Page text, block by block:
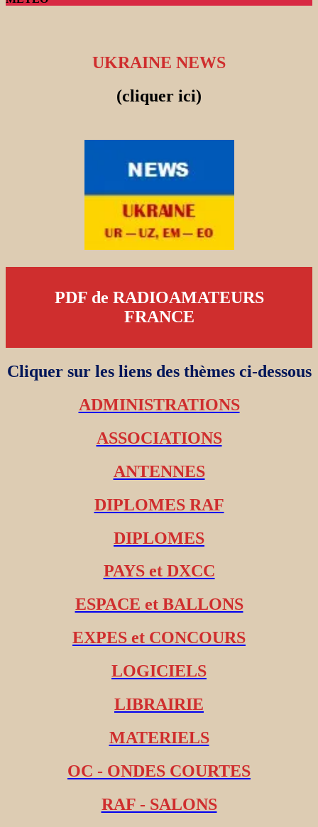
UKRAINE NEWS
(cliquer ici)
PDF de RADIOAMATEURS
FRANCE
Cliquer sur les liens des thèmes ci-dessous
ADMINISTRATIONS
ASSOCIATIONS
ANTENNES
DIPLOMES RAF
DIPLOMES
PAYS et DXCC
ESPACE et BALLONS
EXPES et CONCOURS
LOGICIELS
LIBRAIRIE
MATERIELS
OC - ONDES COURTES
RAF - SALONS